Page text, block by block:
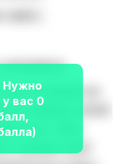
желаемое.
лицом на
перед собой
«
и добро моё
Нужно
у вас 0